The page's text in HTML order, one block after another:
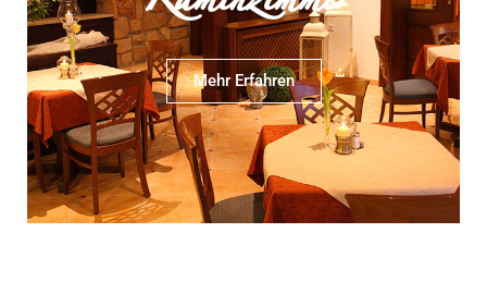
Mehr Erfahren